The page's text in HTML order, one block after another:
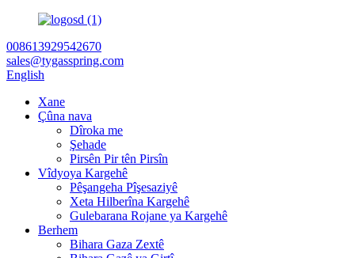
008613929542670
sales@tygasspring.com
English
Xane
Çûna nava
Dîroka me
Şehade
Pirsên Pir tên Pirsîn
Vîdyoya Kargehê
Pêşangeha Pîşesaziyê
Xeta Hilberîna Kargehê
Gulebarana Rojane ya Kargehê
Berhem
Bihara Gaza Zextê